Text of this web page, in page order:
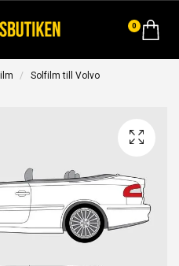
0
Solfilm till Volvo